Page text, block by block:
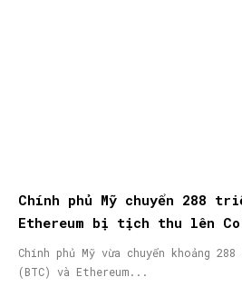
Chính phủ Mỹ chuyển 288
Ethereum bị tịch thu lên
Chính phủ Mỹ vừa chuyển khoảng
(BTC) và Ethereum...